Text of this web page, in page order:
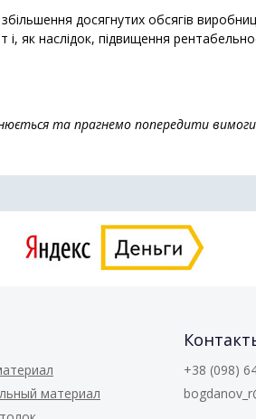
досягнутих обсягів
як наслідок, підвищення
та прагнемо попередити
материал
+38 (098)